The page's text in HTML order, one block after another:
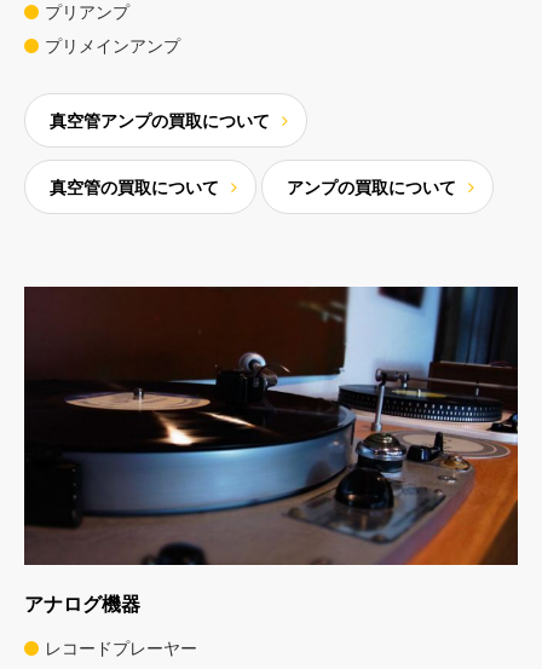
プリアンプ
プリメインアンプ
真空管アンプの買取について
真空管の買取について アンプの買取について
アナログ機器
レコードプレーヤー